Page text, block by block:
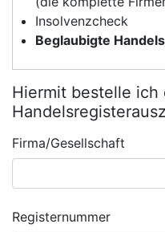
Insolvenzcheck
Beglaubigte
Hiermit bestelle ich
Firma/Gesellschaft
Registernummer